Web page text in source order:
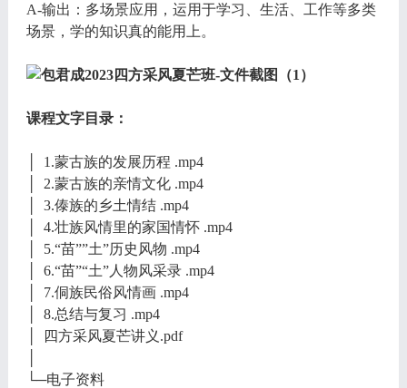
A-输出：多场景应用，运用于学习、生活、工作等多类
场景，学的知识真的能用上。
课程文字目录：
│ 1.蒙古族的发展历程 .mp4
│ 2.蒙古族的亲情文化 .mp4
│ 3.傣族的乡土情结 .mp4
│ 4.壮族风情里的家国情怀 .mp4
│ 5.“苗””土”历史风物 .mp4
│ 6.“苗”“土”人物风采录 .mp4
│ 7.侗族民俗风情画 .mp4
│ 8.总结与复习 .mp4
│ 四方采风夏芒讲义.pdf
└─电子资料